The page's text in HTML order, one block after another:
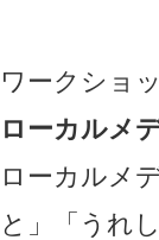
ワークショ
ローカルメ
ローカルメ
と」「うれ